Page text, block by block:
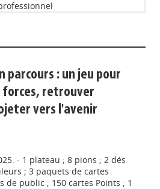
parcours : un jeu pour
retrouver
vers l'avenir
- 1 plateau ; 8 pions ; 2 dés
; 3 paquets de cartes
de public ; 150 cartes Points ; 1